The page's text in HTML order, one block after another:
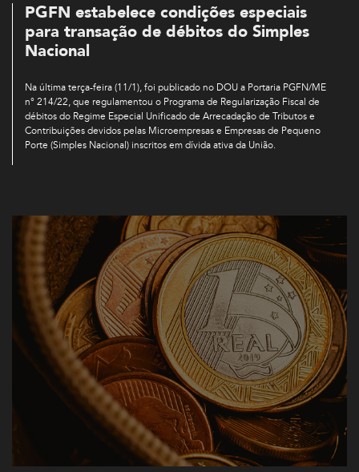
PGFN estabelece condições especiais
para transação de débitos do Simples
Nacional
Na última terça-feira (11/1), foi publicado no DOU a Portaria PGFN/ME
n° 214/22, que regulamentou o Programa de Regularização Fiscal de
débitos do Regime Especial Unificado de Arrecadação de Tributos e
Contribuições devidos pelas Microempresas e Empresas de Pequeno
Porte (Simples Nacional) inscritos em dívida ativa da União.